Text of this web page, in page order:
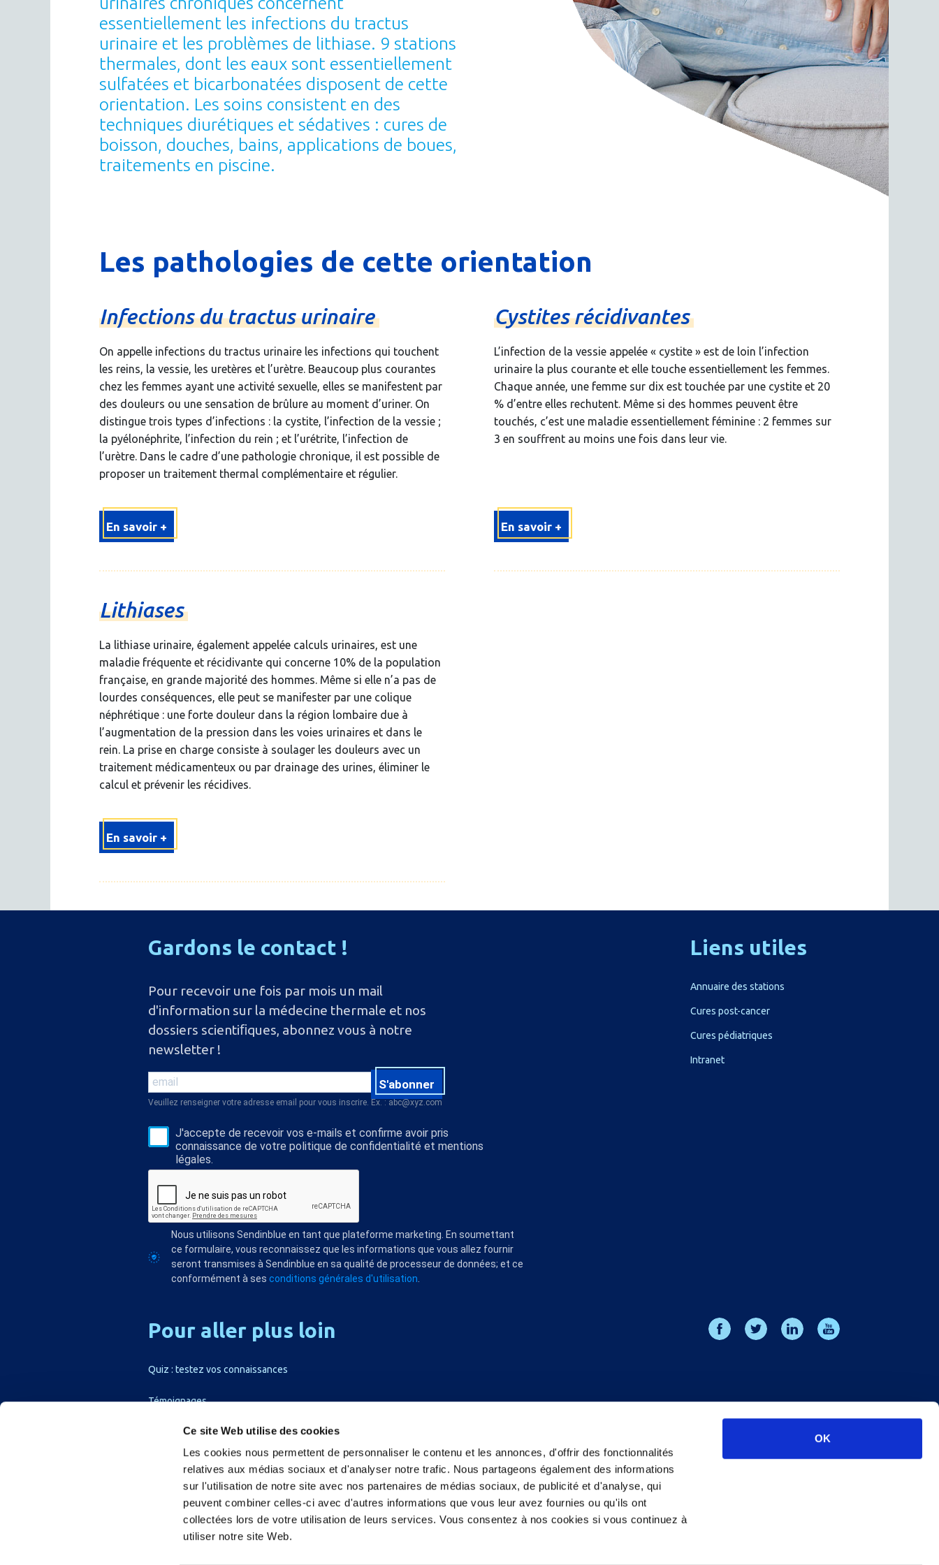
Ce site Web utilise des cookies
Les cookies nous permettent de personnaliser le contenu et les annonces, d'offrir des fonctionnalités
relatives aux médias sociaux et d'analyser notre trafic. Nous partageons également des informations
sur l'utilisation de notre site avec nos partenaires de médias sociaux, de publicité et d'analyse, qui
peuvent combiner celles-ci avec d'autres informations que vous leur avez fournies ou qu'ils ont
collectées lors de votre utilisation de leurs services. Vous consentez à nos cookies si vous continuez à
utiliser notre site Web.
OK
essentiellement les infections du tractus
urinaire et les problèmes de lithiase. 9 stations
thermales, dont les eaux sont essentiellement
sulfatées et bicarbonatées disposent de cette
orientation. Les soins consistent en des
techniques diurétiques et sédatives : cures de
boisson, douches, bains, applications de boues,
traitements en piscine.
Les pathologies de cette orientation
Infectionsdutractusurinaire
On appelle infections du tractus urinaire les infections qui touchent
les reins, la vessie, les uretères et l’urètre. Beaucoup plus courantes
chez les femmes ayant une activité sexuelle, elles se manifestent par
des douleurs ou une sensation de brûlure au moment d’uriner. On
distingue trois types d’infections : la cystite, l’infection de la vessie ;
la pyélonéphrite, l’infection du rein ; et l’urétrite, l’infection de
l’urètre. Dans le cadre d’une pathologie chronique, il est possible de
proposer un traitement thermal complémentaire et régulier.
En savoir +
Cystitesrécidivantes
L’infection de la vessie appelée « cystite » est de loin l’infection
urinaire la plus courante et elle touche essentiellement les femmes.
Chaque année, une femme sur dix est touchée par une cystite et 20
% d’entre elles rechutent. Même si des hommes peuvent être
touchés, c’est une maladie essentiellement féminine : 2 femmes sur
3 en souffrent au moins une fois dans leur vie.
En savoir +
Lithiases
La lithiase urinaire, également appelée calculs urinaires, est une
maladie fréquente et récidivante qui concerne 10% de la population
française, en grande majorité des hommes. Même si elle n’a pas de
lourdes conséquences, elle peut se manifester par une colique
néphrétique : une forte douleur dans la région lombaire due à
l’augmentation de la pression dans les voies urinaires et dans le
rein. La prise en charge consiste à soulager les douleurs avec un
traitement médicamenteux ou par drainage des urines, éliminer le
calcul et prévenir les récidives.
En savoir +
Gardons le contact !
Pour recevoir une fois par mois un mail
d'information sur la médecine thermale et nos
dossiers scientiﬁques, abonnez vous à notre
newsletter !
S'abonner
Veuillez renseigner votre adresse email pour vous inscrire. Ex. : abc@xyz.com
J'accepte de recevoir vos e-mails et confirme avoir pris
connaissance de votre politique de confidentialité et mentions
légales.
Nous utilisons Sendinblue en tant que plateforme marketing. En soumettant
ce formulaire, vous reconnaissez que les informations que vous allez fournir
seront transmises à Sendinblue en sa qualité de processeur de données; et ce
conformément à sesconditions générales d'utilisation
Liens utiles
Annuaire des stations
Cures post-cancer
Cures pédiatriques
Intranet
Pour aller plus loin
Quiz : testez vos connaissances
Témoignages